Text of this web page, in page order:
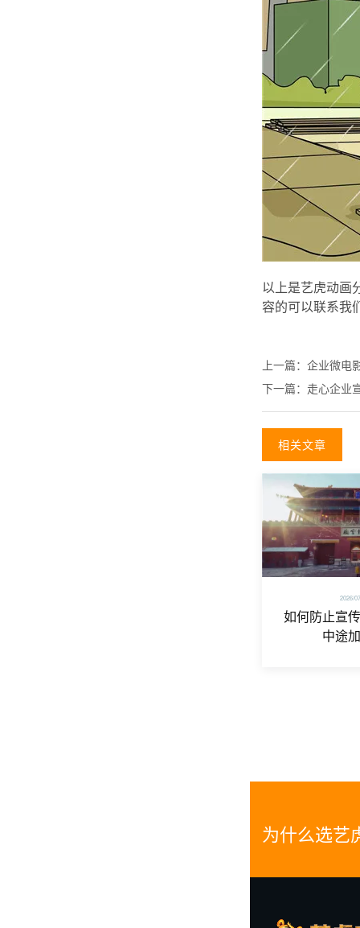
以上是艺虎动画
容的可以联系我
上一篇： 企业微电
下一篇： 走心企业
相关文章
2026/
如何防止宣
中途
为什么选艺